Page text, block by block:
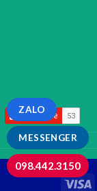
MESSENGER
ZALO
098.442.3150